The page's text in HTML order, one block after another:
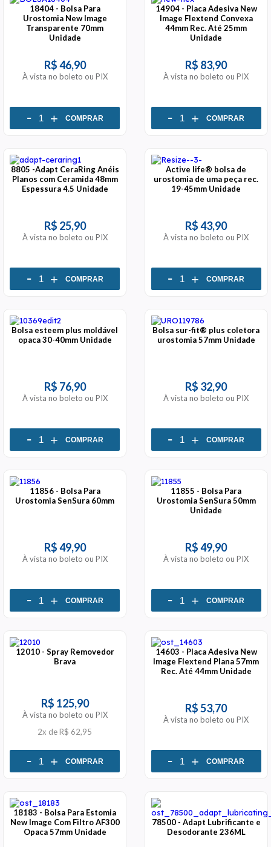
18404 - Bolsa Para
Urostomia New Image
Transparente 70mm
Unidade
R$ 46,90
À vista no boleto ou PIX
- + COMPRAR
14904 - Placa Adesiva New
Image Flextend Convexa
44mm Rec. Até 25mm
Unidade
R$ 83,90
À vista no boleto ou PIX
- + COMPRAR
8805 -Adapt CeraRing Anéis
Planos com Ceramida 48mm
Espessura 4.5 Unidade
R$ 25,90
À vista no boleto ou PIX
- + COMPRAR
Active life® bolsa de
urostomia de uma peça rec.
19-45mm Unidade
R$ 43,90
À vista no boleto ou PIX
- + COMPRAR
Bolsa esteem plus moldável
opaca 30-40mm Unidade
R$ 76,90
À vista no boleto ou PIX
- + COMPRAR
Bolsa sur-fit® plus coletora
urostomia 57mm Unidade
R$ 32,90
À vista no boleto ou PIX
- + COMPRAR
11856 - Bolsa Para
Urostomia SenSura 60mm
R$ 49,90
À vista no boleto ou PIX
- + COMPRAR
11855 - Bolsa Para
Urostomia SenSura 50mm
Unidade
R$ 49,90
À vista no boleto ou PIX
- + COMPRAR
12010 - Spray Removedor
Brava
R$ 125,90
À vista no boleto ou PIX
2x de R$ 62,95
- + COMPRAR
14603 - Placa Adesiva New
Image Flextend Plana 57mm
Rec. Até 44mm Unidade
R$ 53,70
À vista no boleto ou PIX
- + COMPRAR
18183 - Bolsa Para Estomia
New Image Com Filtro AF300
Opaca 57mm Unidade
78500 - Adapt Lubrificante e
Desodorante 236ML